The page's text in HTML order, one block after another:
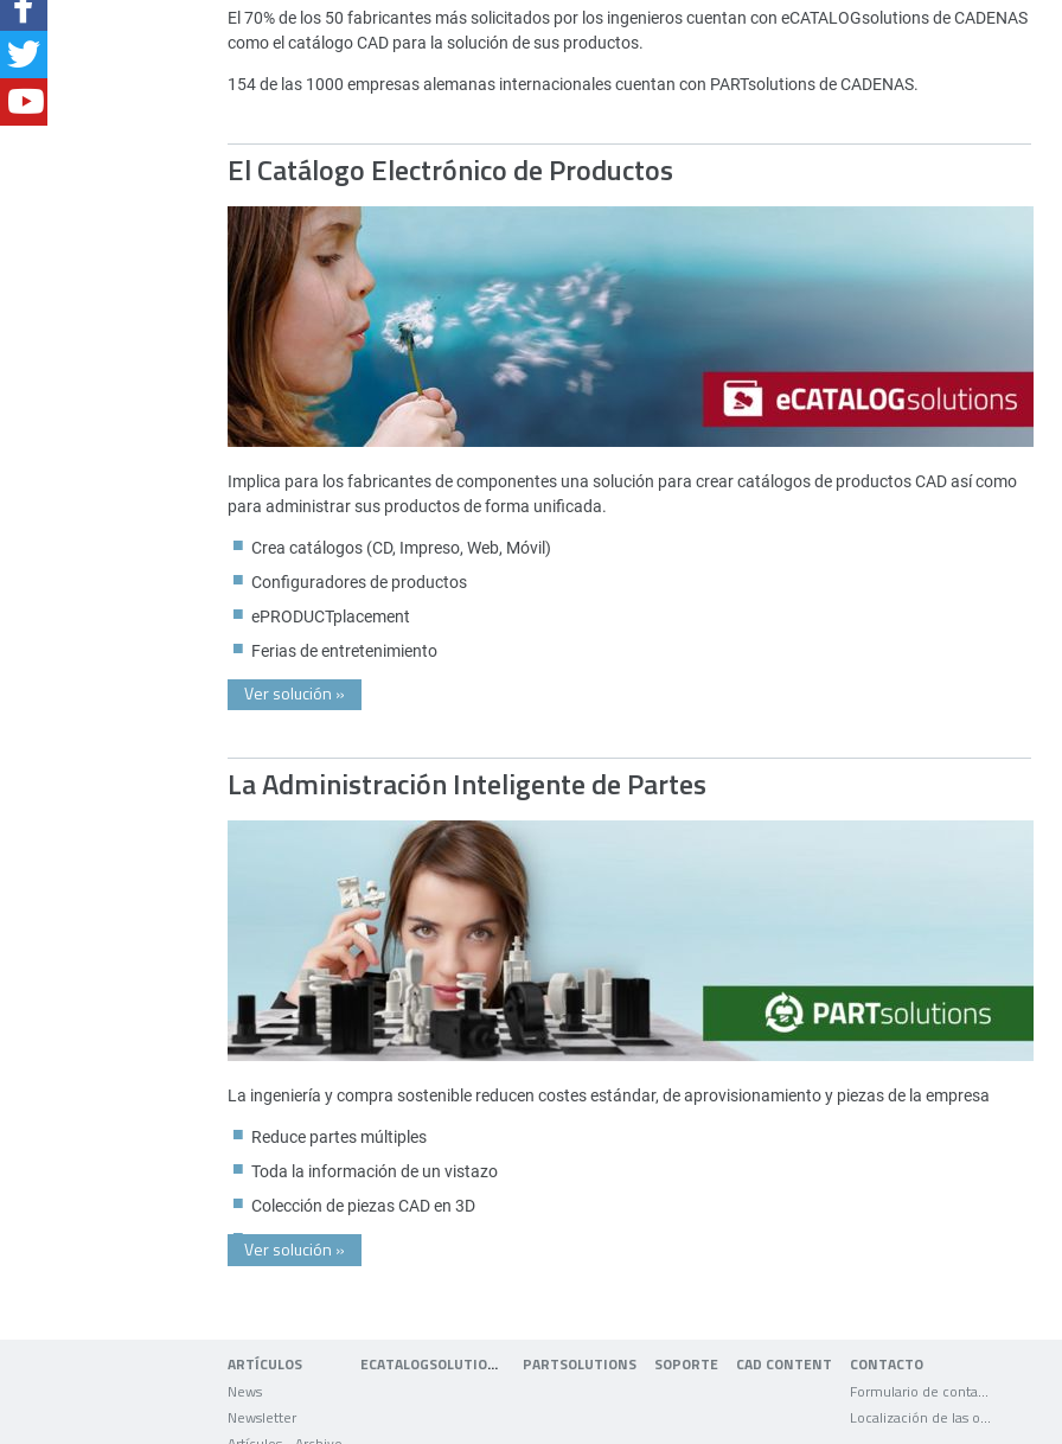
El 70% de los 50 fabricantes más solicitados por los ingenieros cuentan con eCATALOGsolutions de CADENAS
como el catálogo CAD para la solución de sus productos.
154 de las 1000 empresas alemanas internacionales cuentan con PARTsolutions de CADENAS.
El Catálogo Electrónico de Productos
Implica para los fabricantes de componentes una solución para crear catálogos de productos CAD así como
para administrar sus productos de forma unificada.
Crea catálogos (CD, Impreso, Web, Móvil)
Configuradores de productos
ePRODUCTplacement
Ferias de entretenimiento
Ver solución »
La Administración Inteligente de Partes
La ingeniería y compra sostenible reducen costes estándar, de aprovisionamiento y piezas de la empresa
Reduce partes múltiples
Toda la información de un vistazo
Colección de piezas CAD en 3D
Ver solución »
ARTÍCULOS
News
Newsletter
ECATALOGSOLUTIONS PARTSOLUTIONS SOPORTE CAD CONTENT CONTACTO